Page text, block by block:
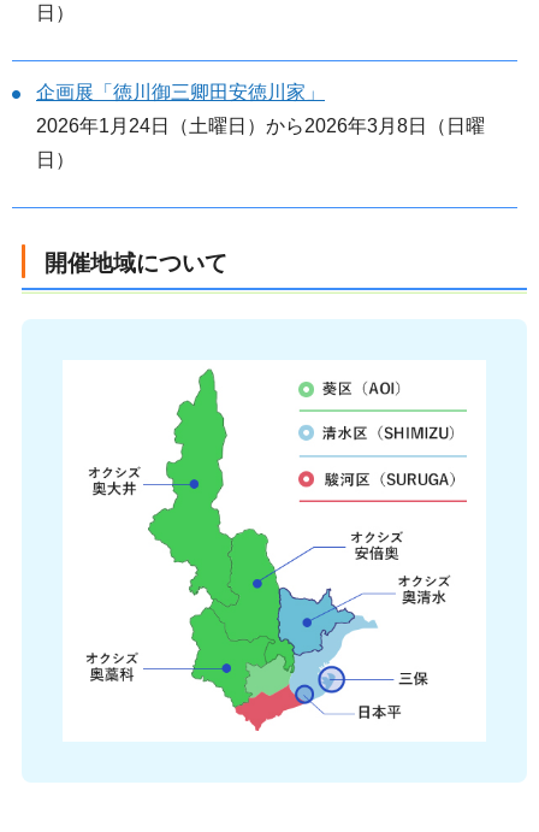
日）
企画展「徳川御三卿田安徳川家」
2026年1月24日（土曜日）から2026年3月8日（日曜
日）
開催地域について